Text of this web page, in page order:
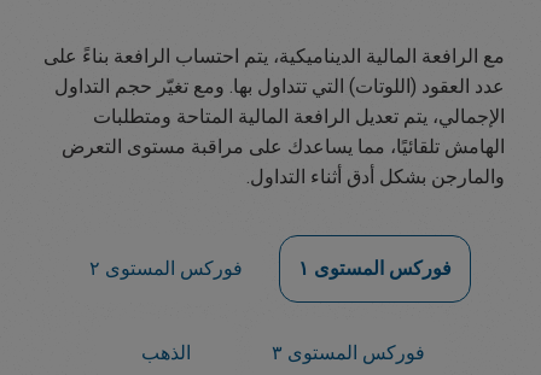
مع الرافعة المالية الديناميكية، يتم احتساب الرافعة بناءً على
عدد العقود (اللوتات) التي تتداول بها. ومع تغيّر حجم التداول
الإجمالي، يتم تعديل الرافعة المالية المتاحة ومتطلبات
الهامش تلقائيًا، مما يساعدك على مراقبة مستوى التعرض
والمارجن بشكل أدق أثناء التداول.
فوركس المستوى ١ فوركس المستوى ٢
فوركس المستوى ٣ الذهب